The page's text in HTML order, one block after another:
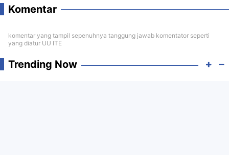
Komentar
komentar yang tampil sepenuhnya tanggung jawab komentator seperti
yang diatur UU ITE
Trending Now